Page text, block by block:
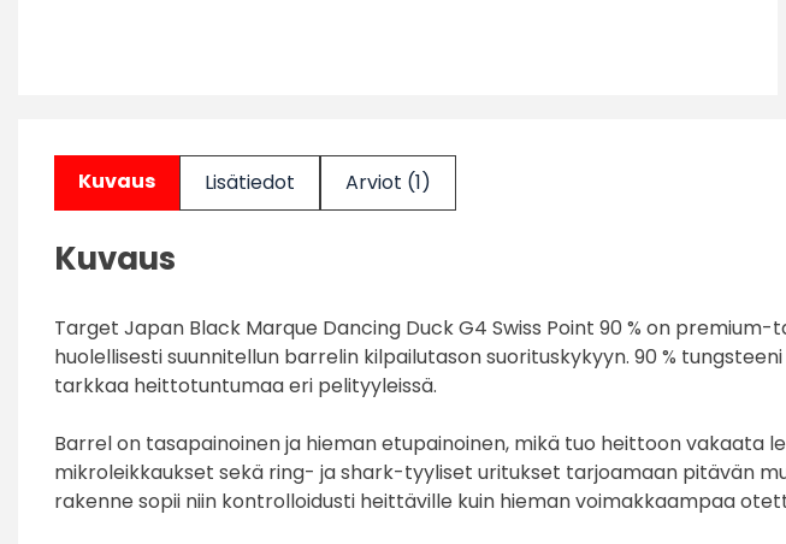
Kuvaus Lisätiedot Arviot (1)
Kuvaus
Target Japan Black Marque Dancing Duck G4 Swiss Point 90 % on
huolellisesti suunnitellun barrelin kilpailutason suorituskykyyn. 90 %
tarkkaa heittotuntumaa eri pelityyleissä.
Barrel on tasapainoinen ja hieman etupainoinen, mikä tuo heittoon
mikroleikkaukset sekä ring- ja shark-tyyliset uritukset tarjoamaan pitävän
rakenne sopii niin kontrolloidusti heittäville kuin hieman voimakkaampaa